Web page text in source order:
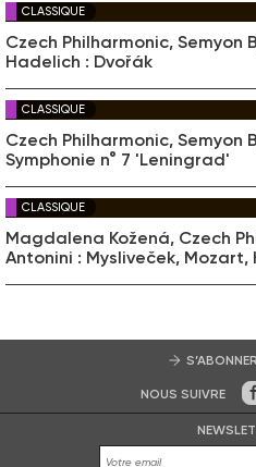
CLASSIQUE
Czech Philharmonic, Semyon
Hadelich : Dvořák
CLASSIQUE
Czech Philharmonic, Semyon
Symphonie n° 7 'Leningrad'
CLASSIQUE
Magdalena Kožená, Czech
Antonini : Mysliveček, Mozart,
NOUS SUIVRE